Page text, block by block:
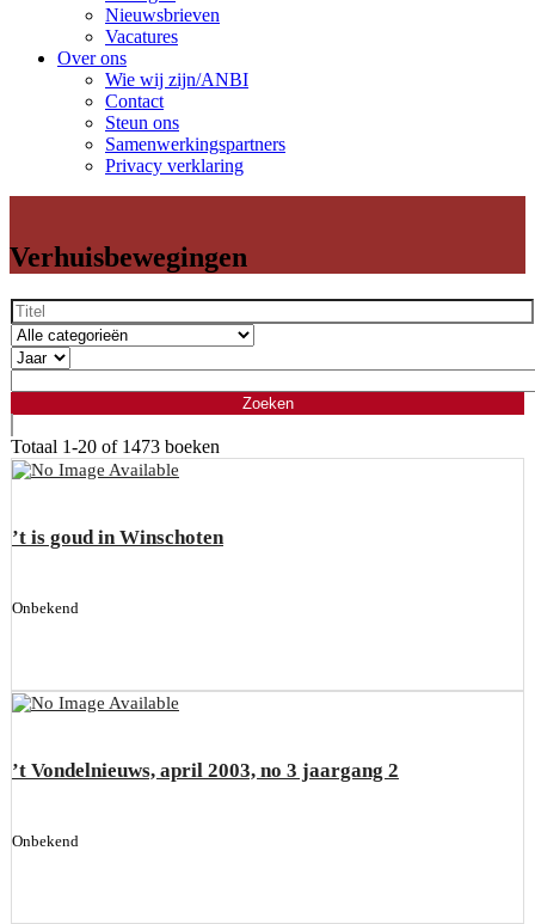
Nieuwsbrieven
Vacatures
Over ons
Wie wij zijn/ANBI
Contact
Steun ons
Samenwerkingspartners
Privacy verklaring
Verhuisbewegingen
Totaal 1-20 of 1473 boeken
’t is goud in Winschoten
Onbekend
’t Vondelnieuws, april 2003, no 3 jaargang 2
Onbekend